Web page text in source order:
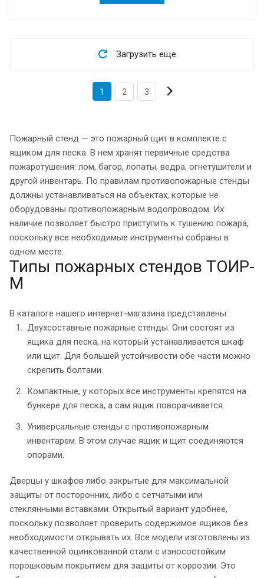
Загрузить еще
1 2 3
Пожарный стенд — это пожарный щит в комплекте с
ящиком для песка. В нем хранят первичные средства
пожаротушения: лом, багор, лопаты, ведра, огнетушители и
другой инвентарь. По правилам противопожарные стенды
должны устанавливаться на объектах, которые не
оборудованы противопожарным водопроводом. Их
наличие позволяет быстро приступить к тушению пожара,
поскольку все необходимые инструменты собраны в
одном месте.
Типы пожарных стендов ТОИР-
М
В каталоге нашего интернет-магазина представлены:
Двухсоставные пожарные стенды. Они состоят из
ящика для песка, на который устанавливается шкаф
или щит. Для большей устойчивости обе части можно
скрепить болтами.
Компактные, у которых все инструменты крепятся на
бункере для песка, а сам ящик поворачивается.
Универсальные стенды с противопожарным
инвентарем. В этом случае ящик и щит соединяются
опорами.
Дверцы у шкафов либо закрытые для максимальной
защиты от посторонних, либо с сетчатыми или
стеклянными вставками. Открытый вариант удобнее,
поскольку позволяет проверить содержимое ящиков без
необходимости открывать их. Все модели изготовлены из
качественной оцинкованной стали с износостойким
порошковым покрытием для защиты от коррозии. Это